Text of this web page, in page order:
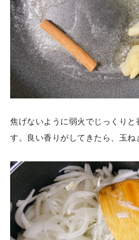
焦げないように弱火でじっくりと
す。良い香りがしてきたら、玉ね